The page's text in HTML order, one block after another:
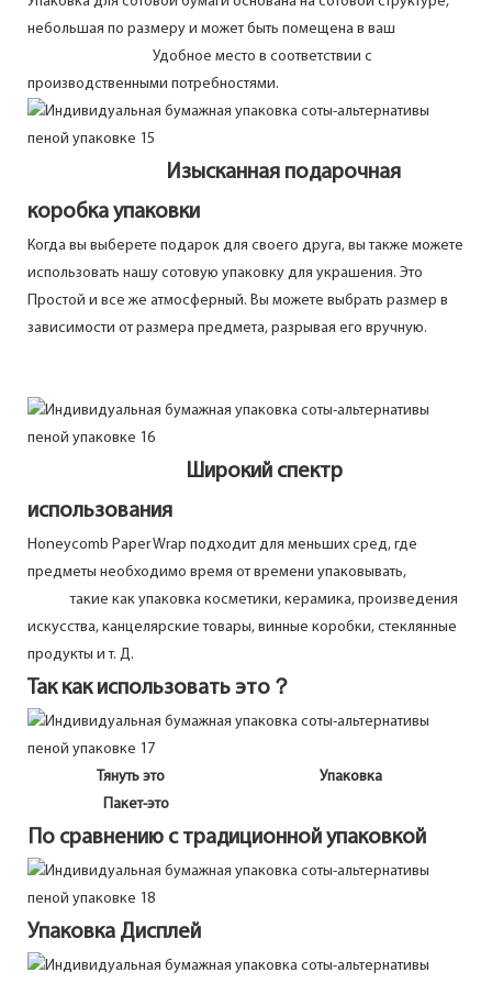
небольшая по размеру и может быть помещена в ваш
Удобное место в соответствии с
производственными потребностями.
Изысканная подарочная
коробка упаковки
Когда вы выберете подарок для своего друга, вы также можете
использовать нашу сотовую упаковку для украшения. Это
Простой и все же атмосферный. Вы можете выбрать размер в
зависимости от размера предмета, разрывая его вручную.
Широкий спектр
использования
Honeycomb Paper Wrap подходит для меньших сред, где
предметы необходимо время от времени упаковывать,
такие как упаковка косметики, керамика, произведения
искусства, канцелярские товары, винные коробки, стеклянные
продукты и т. Д.
Так как использовать это？
Тянуть это Упаковка
Пакет-это
По сравнению с традиционной упаковкой
Упаковка Дисплей